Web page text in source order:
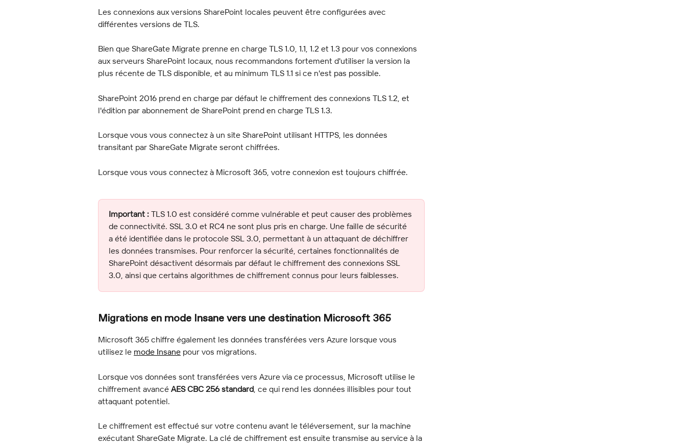
Les connexions aux versions SharePoint locales peuvent être configurées avec
différentes versions de TLS.
Bien que ShareGate Migrate prenne en charge TLS 1.0, 1.1, 1.2 et 1.3 pour vos connexions
aux serveurs SharePoint locaux, nous recommandons fortement d'utiliser la version la
plus récente de TLS disponible, et au minimum TLS 1.1 si ce n'est pas possible.
SharePoint 2016 prend en charge par défaut le chiffrement des connexions TLS 1.2, et
l'édition par abonnement de SharePoint prend en charge TLS 1.3.
Lorsque vous vous connectez à un site SharePoint utilisant HTTPS, les données
transitant par ShareGate Migrate seront chiffrées.
Lorsque vous vous connectez à Microsoft 365, votre connexion est toujours chiffrée.
Important : TLS 1.0 est considéré comme vulnérable et peut causer des problèmes
de connectivité. SSL 3.0 et RC4 ne sont plus pris en charge. Une faille de sécurité
a été identifiée dans le protocole SSL 3.0, permettant à un attaquant de déchiffrer
les données transmises. Pour renforcer la sécurité, certaines fonctionnalités de
SharePoint désactivent désormais par défaut le chiffrement des connexions SSL
3.0, ainsi que certains algorithmes de chiffrement connus pour leurs faiblesses.
Migrations en mode Insane vers une destination Microsoft 365
Microsoft 365 chiffre également les données transférées vers Azure lorsque vous
utilisez le mode Insane pour vos migrations.
Lorsque vos données sont transférées vers Azure via ce processus, Microsoft utilise le
chiffrement avancé AES CBC 256 standard , ce qui rend les données illisibles pour tout
attaquant potentiel.
Le chiffrement est effectué sur votre contenu avant le téléversement, sur la machine
exécutant ShareGate Migrate. La clé de chiffrement est ensuite transmise au service à la